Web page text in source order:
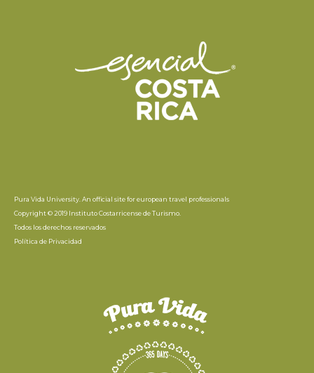
Pura Vida University. An official site for european travel professionals
Copyright © 2019 Instituto Costarricense de Turismo.
Todos los derechos reservados
Política de Privacidad